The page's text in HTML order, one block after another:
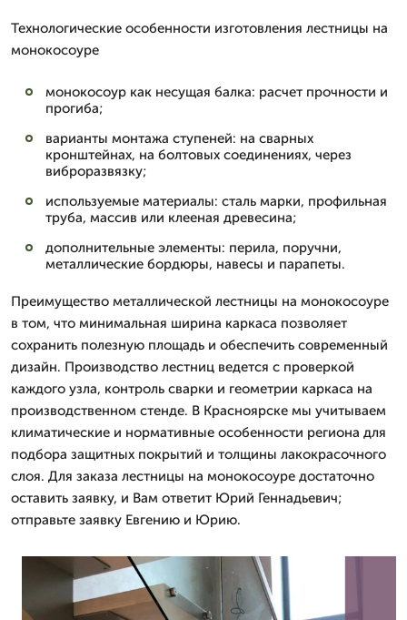
Технологические особенности изготовления лестницы на
монокосоуре
монокосоур как несущая балка: расчет прочности и
прогиба;
варианты монтажа ступеней: на сварных
кронштейнах, на болтовых соединениях, через
виброразвязку;
используемые материалы: сталь марки, профильная
труба, массив или клееная древесина;
дополнительные элементы: перила, поручни,
металлические бордюры, навесы и парапеты.
Преимущество металлической лестницы на монокосоуре
в том, что минимальная ширина каркаса позволяет
сохранить полезную площадь и обеспечить современный
дизайн. Производство лестниц ведется с проверкой
каждого узла, контроль сварки и геометрии каркаса на
производственном стенде. В Красноярске мы учитываем
климатические и нормативные особенности региона для
подбора защитных покрытий и толщины лакокрасочного
слоя. Для заказа лестницы на монокосоуре достаточно
оставить заявку, и Вам ответит Юрий Геннадьевич;
отправьте заявку Евгению и Юрию.